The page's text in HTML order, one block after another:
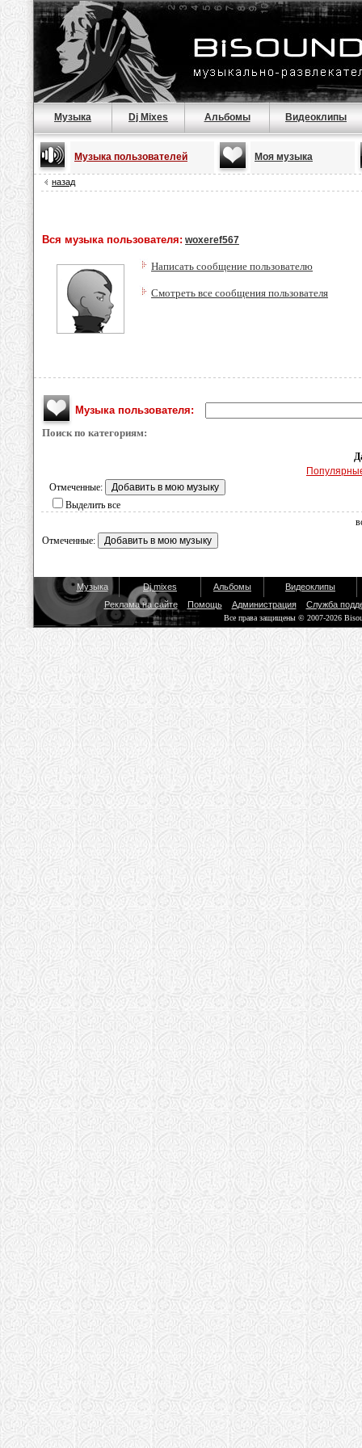
Музыка Dj Mixes Альбомы Видеоклипы
Музыка пользователей Моя музыка
назад
Вся музыка пользователя: woxeref567
Написать сообщение пользователю
Смотреть все сообщения пользователя
Музыка пользователя:
Поиск по категориям:
Отмеченные:
Выделить все
Отмеченные:
Музыка Dj mixes Альбомы
Видеоклипы
Реклама на сайте
Помощь Администрация Служба
Все права защищены © 2007-2026